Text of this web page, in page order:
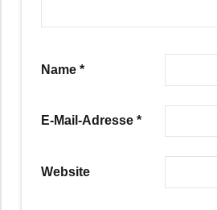
Name *
E-Mail-Adresse *
Website